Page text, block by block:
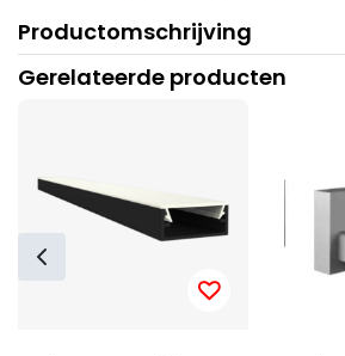
Productomschrijving
Gerelateerde producten